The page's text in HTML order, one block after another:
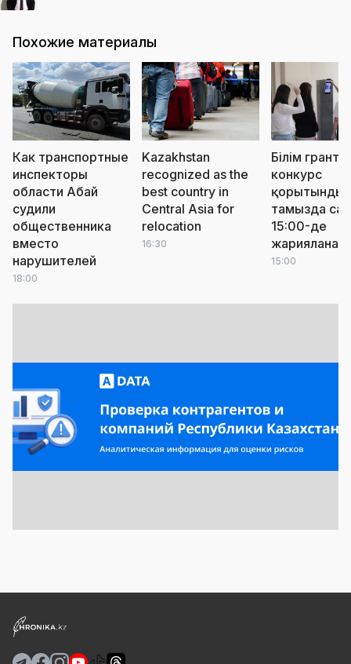
Похожие материалы
Как транспортные
инспекторы
области Абай
судили
общественника
вместо
нарушителей
18:00
Kazakhstan
recognized as the
best country in
Central Asia for
relocation
16:30
Білім
конкурс
тамызда
15:00-де
15:00